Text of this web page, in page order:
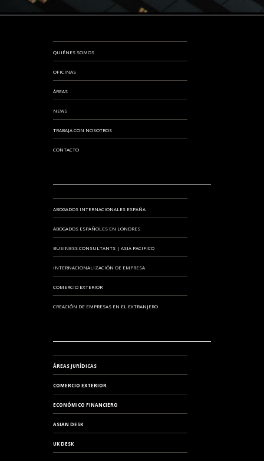
QUIÉNES SOMOS
OFICINAS
ÁREAS
NEWS
TRABAJA CON NOSOTROS
CONTACTO
ABOGADOS INTERNACIONALES ESPAÑA
ABOGADOS ESPAÑOLES EN LONDRES
BUSINESS CONSULTANTS | ASIA PACIFICO
INTERNACIONALIZACIÓN DE EMPRESA
COMERCIO EXTERIOR
CREACIÓN DE EMPRESAS EN EL EXTRANJERO
ÁREAS JURÍDICAS
COMERCIO EXTERIOR
ECONÓMICO FINANCIERO
ASIAN DESK
UK DESK